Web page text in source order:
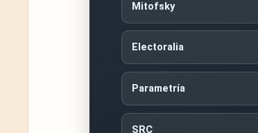
Mitofsky
Electoralia
Parametría
SRC